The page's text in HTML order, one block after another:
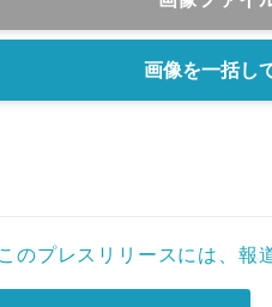
画像を一括し
のプレスリリースには、報
English